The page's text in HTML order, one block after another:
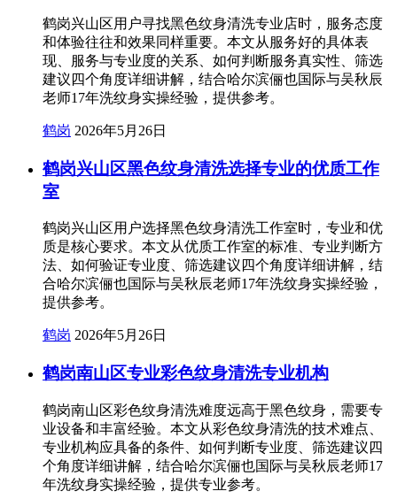
鹤岗兴山区用户寻找黑色纹身清洗专业店时，服务态度
和体验往往和效果同样重要。本文从服务好的具体表
现、服务与专业度的关系、如何判断服务真实性、筛选
建议四个角度详细讲解，结合哈尔滨俪也国际与吴秋辰
老师17年洗纹身实操经验，提供参考。
鹤岗 2026年5月26日
鹤岗兴山区黑色纹身清洗选择专业的优质工作
室
鹤岗兴山区用户选择黑色纹身清洗工作室时，专业和优
质是核心要求。本文从优质工作室的标准、专业判断方
法、如何验证专业度、筛选建议四个角度详细讲解，结
合哈尔滨俪也国际与吴秋辰老师17年洗纹身实操经验，
提供参考。
鹤岗 2026年5月26日
鹤岗南山区专业彩色纹身清洗专业机构
鹤岗南山区彩色纹身清洗难度远高于黑色纹身，需要专
业设备和丰富经验。本文从彩色纹身清洗的技术难点、
专业机构应具备的条件、如何判断专业度、筛选建议四
个角度详细讲解，结合哈尔滨俪也国际与吴秋辰老师17
年洗纹身实操经验，提供专业参考。